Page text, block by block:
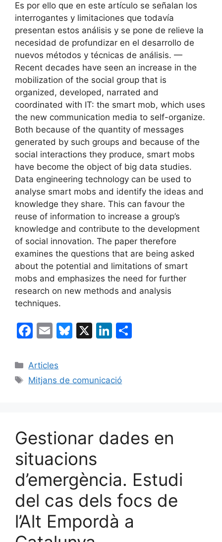
Es por ello que en este artículo se señalan los
interrogantes y limitaciones que todavía
presentan estos análisis y se pone de relieve la
necesidad de profundizar en el desarrollo de
nuevos métodos y técnicas de análisis. —
Recent decades have seen an increase in the
mobilization of the social group that is
organized, developed, narrated and
coordinated with IT: the smart mob, which uses
the new communication media to self-organize.
Both because of the quantity of messages
generated by such groups and because of the
social interactions they produce, smart mobs
have become the object of big data studies.
Data engineering technology can be used to
analyse smart mobs and identify the ideas and
knowledge they share. This can favour the
reuse of information to increase a group’s
knowledge and contribute to the development
of social innovation. The paper therefore
examines the questions that are being asked
about the potential and limitations of smart
mobs and emphasizes the need for further
research on new methods and analysis
techniques.
F
c
e
k
E
ai
l
Bl
s
X
Li
e
Categories
Articles
Etiquetes
Mitjans de comunicació
Gestionar dades en
situacions
d’emergència. Estudi
del cas dels focs de
l’Alt Empordà a